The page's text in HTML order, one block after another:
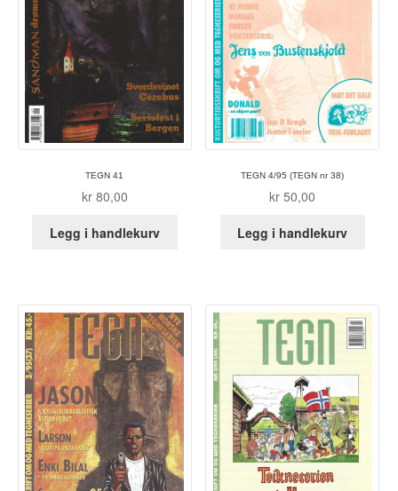
TEGN 41
kr80,00
Legg i handlekurv
TEGN 4/95 (TEGN nr 38)
kr 50,00
Legg i handlekurv